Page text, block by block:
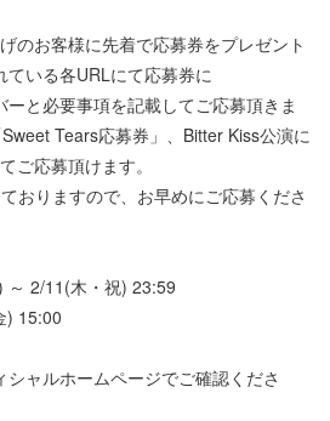
のお客様に先着で応募券をプレゼント
ている各URLにて応募券に
と必要事項を記載してご応募頂きま
Tears応募券」、Bitter Kiss公演に
ご応募頂けます。
おりますので、お早めにご応募くださ
～ 2/11(木・祝) 23:59
) 15:00
ャルホームページでご確認くださ